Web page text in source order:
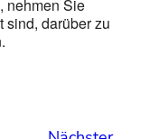
nehmen Sie
sind, darüber zu